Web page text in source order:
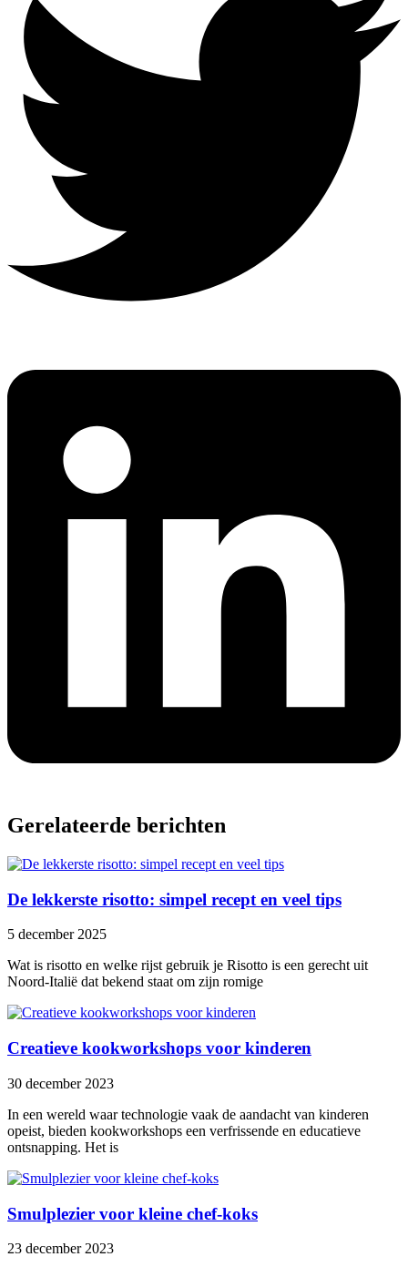
Gerelateerde berichten
De lekkerste risotto: simpel recept en veel tips
5 december 2025
Wat is risotto en welke rijst gebruik je Risotto is een gerecht uit
Noord-Italië dat bekend staat om zijn romige
Creatieve kookworkshops voor kinderen
30 december 2023
In een wereld waar technologie vaak de aandacht van kinderen
opeist, bieden kookworkshops een verfrissende en educatieve
ontsnapping. Het is
Smulplezier voor kleine chef-koks
23 december 2023